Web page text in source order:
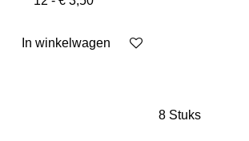
In winkelwagen
8 Stuks